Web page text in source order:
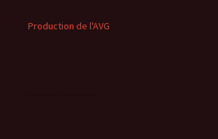
Production de l'AVG